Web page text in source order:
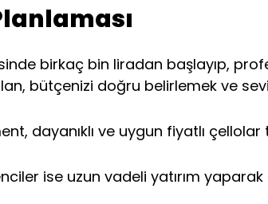
birkaç bin liradan başlayıp,
bütçenizi doğru belirlemek ve
dayanıklı ve uygun fiyatlı çellolar
ise uzun vadeli yatırım